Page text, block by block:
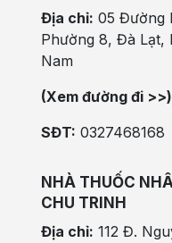
Địa chỉ: 05 Đường
Phường 8, Đà Lạt,
Nam
(Xem đường đi >>)
SĐT: 0327468168
NHÀ THUỐC
CHU TRINH
Địa chỉ: 112 Đ.